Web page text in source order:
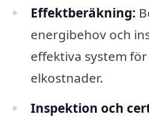
Effektberäkning:
energibehov och
effektiva system
elkostnader.
Inspektion och